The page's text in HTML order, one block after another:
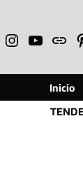
Instagram
YouTube
Web
Inicio